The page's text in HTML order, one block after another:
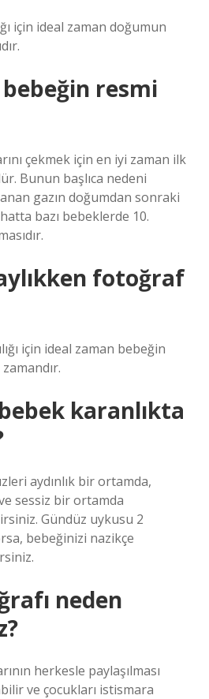
için ideal zaman doğumun
resmi
çekmek için en iyi zaman ilk
Bunun başlıca nedeni
gazın doğumdan sonraki
bazı bebeklerde 10.
fotoğraf
için ideal zaman bebeğin
karanlıkta
aydınlık bir ortamda,
sessiz bir ortamda
Gündüz uykusu 2
bebeğinizi nazikçe
neden
herkesle paylaşılması
ve çocukları istismara